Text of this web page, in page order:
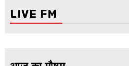
LIVE FM